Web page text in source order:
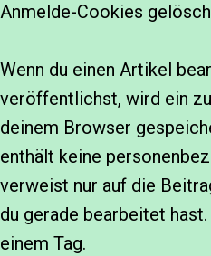
Anmelde-Cookies
Wenn du einen Artikel
veröffentlichst, wird ein
deinem Browser
enthält keine
verweist nur auf die
du gerade bearbeitet
einem Tag.